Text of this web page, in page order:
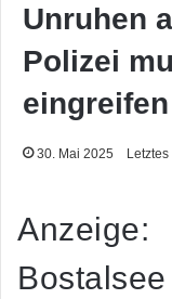
Unruhen
Polizei
eingreifen
30. Mai 2025
Anzeige:
Bostalsee